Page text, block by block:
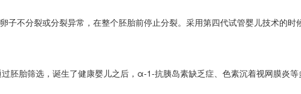
不分裂或分裂异常，在整个胚胎前停止分裂。采用第四代试管婴儿技术的
胚胎筛选，诞生了健康婴儿之后，α-1-抗胰岛素缺乏症、色素沉着视网膜炎